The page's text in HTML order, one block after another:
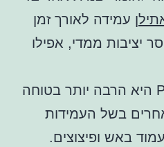
עמידה לאורך זמן
יציבות ממדי, אפילו
נוסף על כל זה, צנרת PE היא הרבה יותר בטוחה
בשל העמידות
באש ופיצוצים.